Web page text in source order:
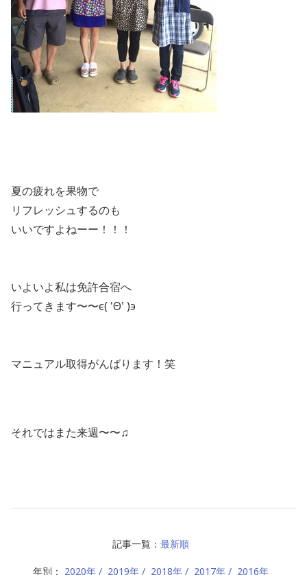
夏の疲れを果物で
リフレッシュするのも
いいですよねーー！！！
いよいよ私は免許合宿へ
行ってきます〜〜ϵ( 'Θ' )϶
マニュアル取得がんばります！笑
それではまた来週〜〜♫
記事一覧： 最新順
年別： 2020年 2019年 2018年 2017年 2016年